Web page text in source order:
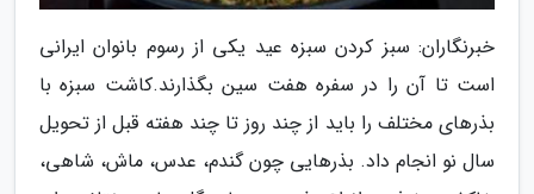
خبرنگاران: سبز کردن سبزه عید یکی از رسوم بانوان ایرانی
است تا آن را در سفره هفت سین بگذارند.کاشت سبزه با
بذرهای مختلف را باید از چند روز تا چند هفته قبل از تحویل
سال نو انجام داد. بذرهایی چون گندم، عدس، ماش، شاهی،